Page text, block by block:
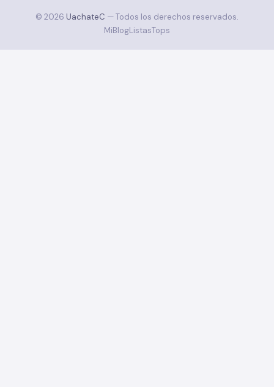
© 2026 UachateC — Todos los derechos reservados.
MiBlogListasTops